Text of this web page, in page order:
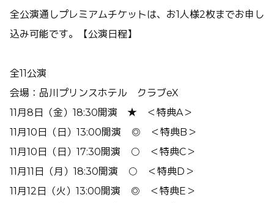
全公演通しプレミアムチケットは、お1人様2枚までお申し
込み可能です。【公演日程】
全11公演
会場：品川プリンスホテル クラブeX
11月8日（金）18:30開演 ★ ＜特典A＞
11月10日（日）13:00開演 ◎ ＜特典B＞
11月10日（日）17:30開演 ○ ＜特典C＞
11月11日（月）18:30開演 ○ ＜特典D＞
11月12日（火）13:00開演 ◎ ＜特典E＞